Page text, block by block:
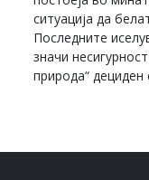
ситуација да
Последните
значи
природа“